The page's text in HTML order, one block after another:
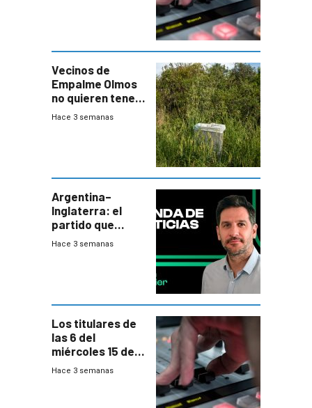
Vecinos de
Empalme Olmos
no quieren tener
cerca una planta
departamental
Hace 3 semanas
Argentina–
Inglaterra: el
partido que
nunca termina
Hace 3 semanas
Los titulares de
las 6 del
miércoles 15 de
julio de 2026
Hace 3 semanas